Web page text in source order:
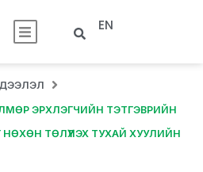
EN
ЭРХЛЭГЧИЙН ТЭТГЭВРИЙН
ТӨЛҮҮЛЭХ ТУХАЙ ХУУЛИЙН